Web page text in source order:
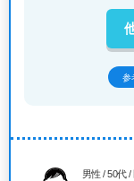
参
男性 / 50代